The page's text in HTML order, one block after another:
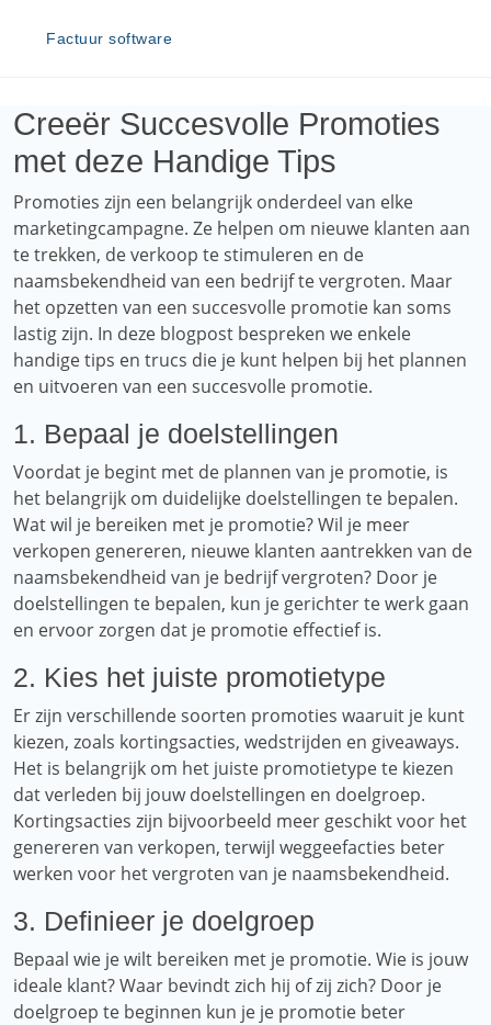
Factuur software
Creeër Succesvolle Promoties
met deze Handige Tips
Promoties zijn een belangrijk onderdeel van elke
marketingcampagne. Ze helpen om nieuwe klanten aan
te trekken, de verkoop te stimuleren en de
naamsbekendheid van een bedrijf te vergroten. Maar
het opzetten van een succesvolle promotie kan soms
lastig zijn. In deze blogpost bespreken we enkele
handige tips en trucs die je kunt helpen bij het plannen
en uitvoeren van een succesvolle promotie.
1. Bepaal je doelstellingen
Voordat je begint met de plannen van je promotie, is
het belangrijk om duidelijke doelstellingen te bepalen.
Wat wil je bereiken met je promotie? Wil je meer
verkopen genereren, nieuwe klanten aantrekken van de
naamsbekendheid van je bedrijf vergroten? Door je
doelstellingen te bepalen, kun je gerichter te werk gaan
en ervoor zorgen dat je promotie effectief is.
2. Kies het juiste promotietype
Er zijn verschillende soorten promoties waaruit je kunt
kiezen, zoals kortingsacties, wedstrijden en giveaways.
Het is belangrijk om het juiste promotietype te kiezen
dat verleden bij jouw doelstellingen en doelgroep.
Kortingsacties zijn bijvoorbeeld meer geschikt voor het
genereren van verkopen, terwijl weggeefacties beter
werken voor het vergroten van je naamsbekendheid.
3. Definieer je doelgroep
Bepaal wie je wilt bereiken met je promotie. Wie is jouw
ideale klant? Waar bevindt zich hij of zij zich? Door je
doelgroep te beginnen kun je je promotie beter